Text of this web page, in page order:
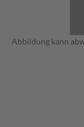
Abbildung kann